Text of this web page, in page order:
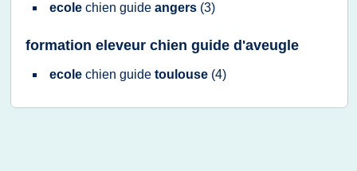
ecole chien guide angers (3)
formation eleveur chien guide d'aveugle
ecole chien guide toulouse (4)